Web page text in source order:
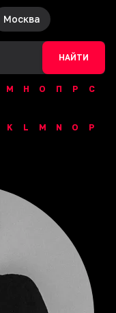
Москва
НАЙТИ
М Н О П Р
С
K L M N O
P